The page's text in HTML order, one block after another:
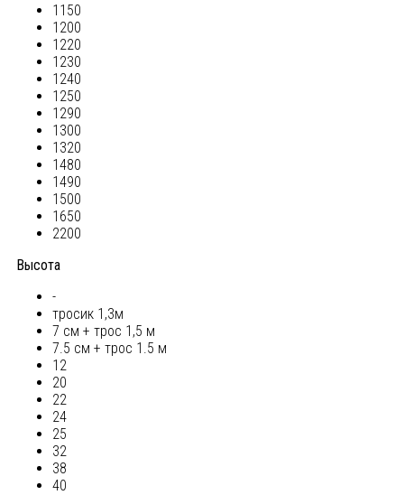
1150
1200
1220
1230
1240
1250
1290
1300
1320
1480
1490
1500
1650
2200
Высота
-
тросик 1,3м
7 см + трос 1,5 м
7.5 см + трос 1.5 м
12
20
22
24
25
32
38
40